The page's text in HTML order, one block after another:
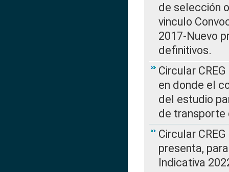
de selección
vinculo
2017-Nuevo
definitivos.
Circular
en donde el
del estudio
de transporte
Circular
presenta,
Indicativa